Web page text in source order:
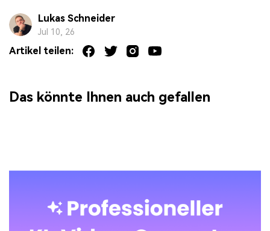
Lukas Schneider
Jul 10, 26
Artikel teilen:
Das könnte Ihnen auch gefallen